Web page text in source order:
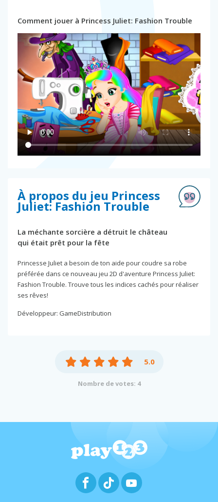
Comment jouer à Princess Juliet: Fashion Trouble
À propos du jeu Princess
Juliet: Fashion Trouble
La méchante sorcière a détruit le château
qui était prêt pour la fête
Princesse Juliet a besoin de ton aide pour coudre sa robe
préférée dans ce nouveau jeu 2D d'aventure Princess Juliet:
Fashion Trouble. Trouve tous les indices cachés pour réaliser
ses rêves!
Développeur: GameDistribution
5.0
Nombre de votes: 4